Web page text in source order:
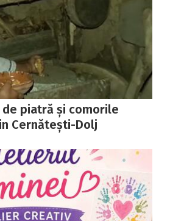
de piatră și comorile
Cernătești-Dolj